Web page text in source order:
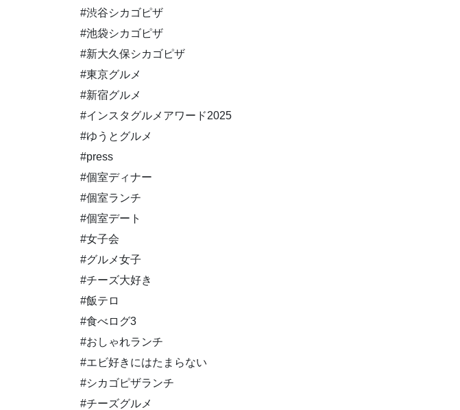
#渋谷シカゴピザ
#池袋シカゴピザ
#新大久保シカゴピザ
#東京グルメ
#新宿グルメ
#インスタグルメアワード2025
#ゆうとグルメ
#press
#個室ディナー
#個室ランチ
#個室デート
#女子会
#グルメ女子
#チーズ大好き
#飯テロ
#食べログ3
#おしゃれランチ
#エビ好きにはたまらない
#シカゴピザランチ
#チーズグルメ